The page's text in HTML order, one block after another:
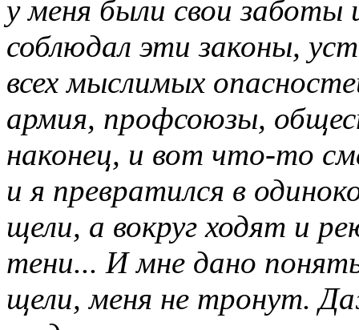
у меня были свои заботы
соблюдал эти законы,
всех мыслимых
армия, профсоюзы,
наконец, и вот что-то
и я превратился в
щели, а вокруг ходят и
тени... И мне дано
щели, меня не тронут.